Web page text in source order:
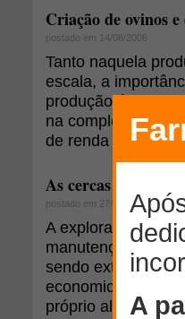
Criação de ovinos
postado em 14/08/2006
Tanto naquela
escala, a
produção é
na
de renda e
As cercas para
postado em 27/10/2006
A exploração
manutenção,
sendo
economicamente,
próprio alimento.